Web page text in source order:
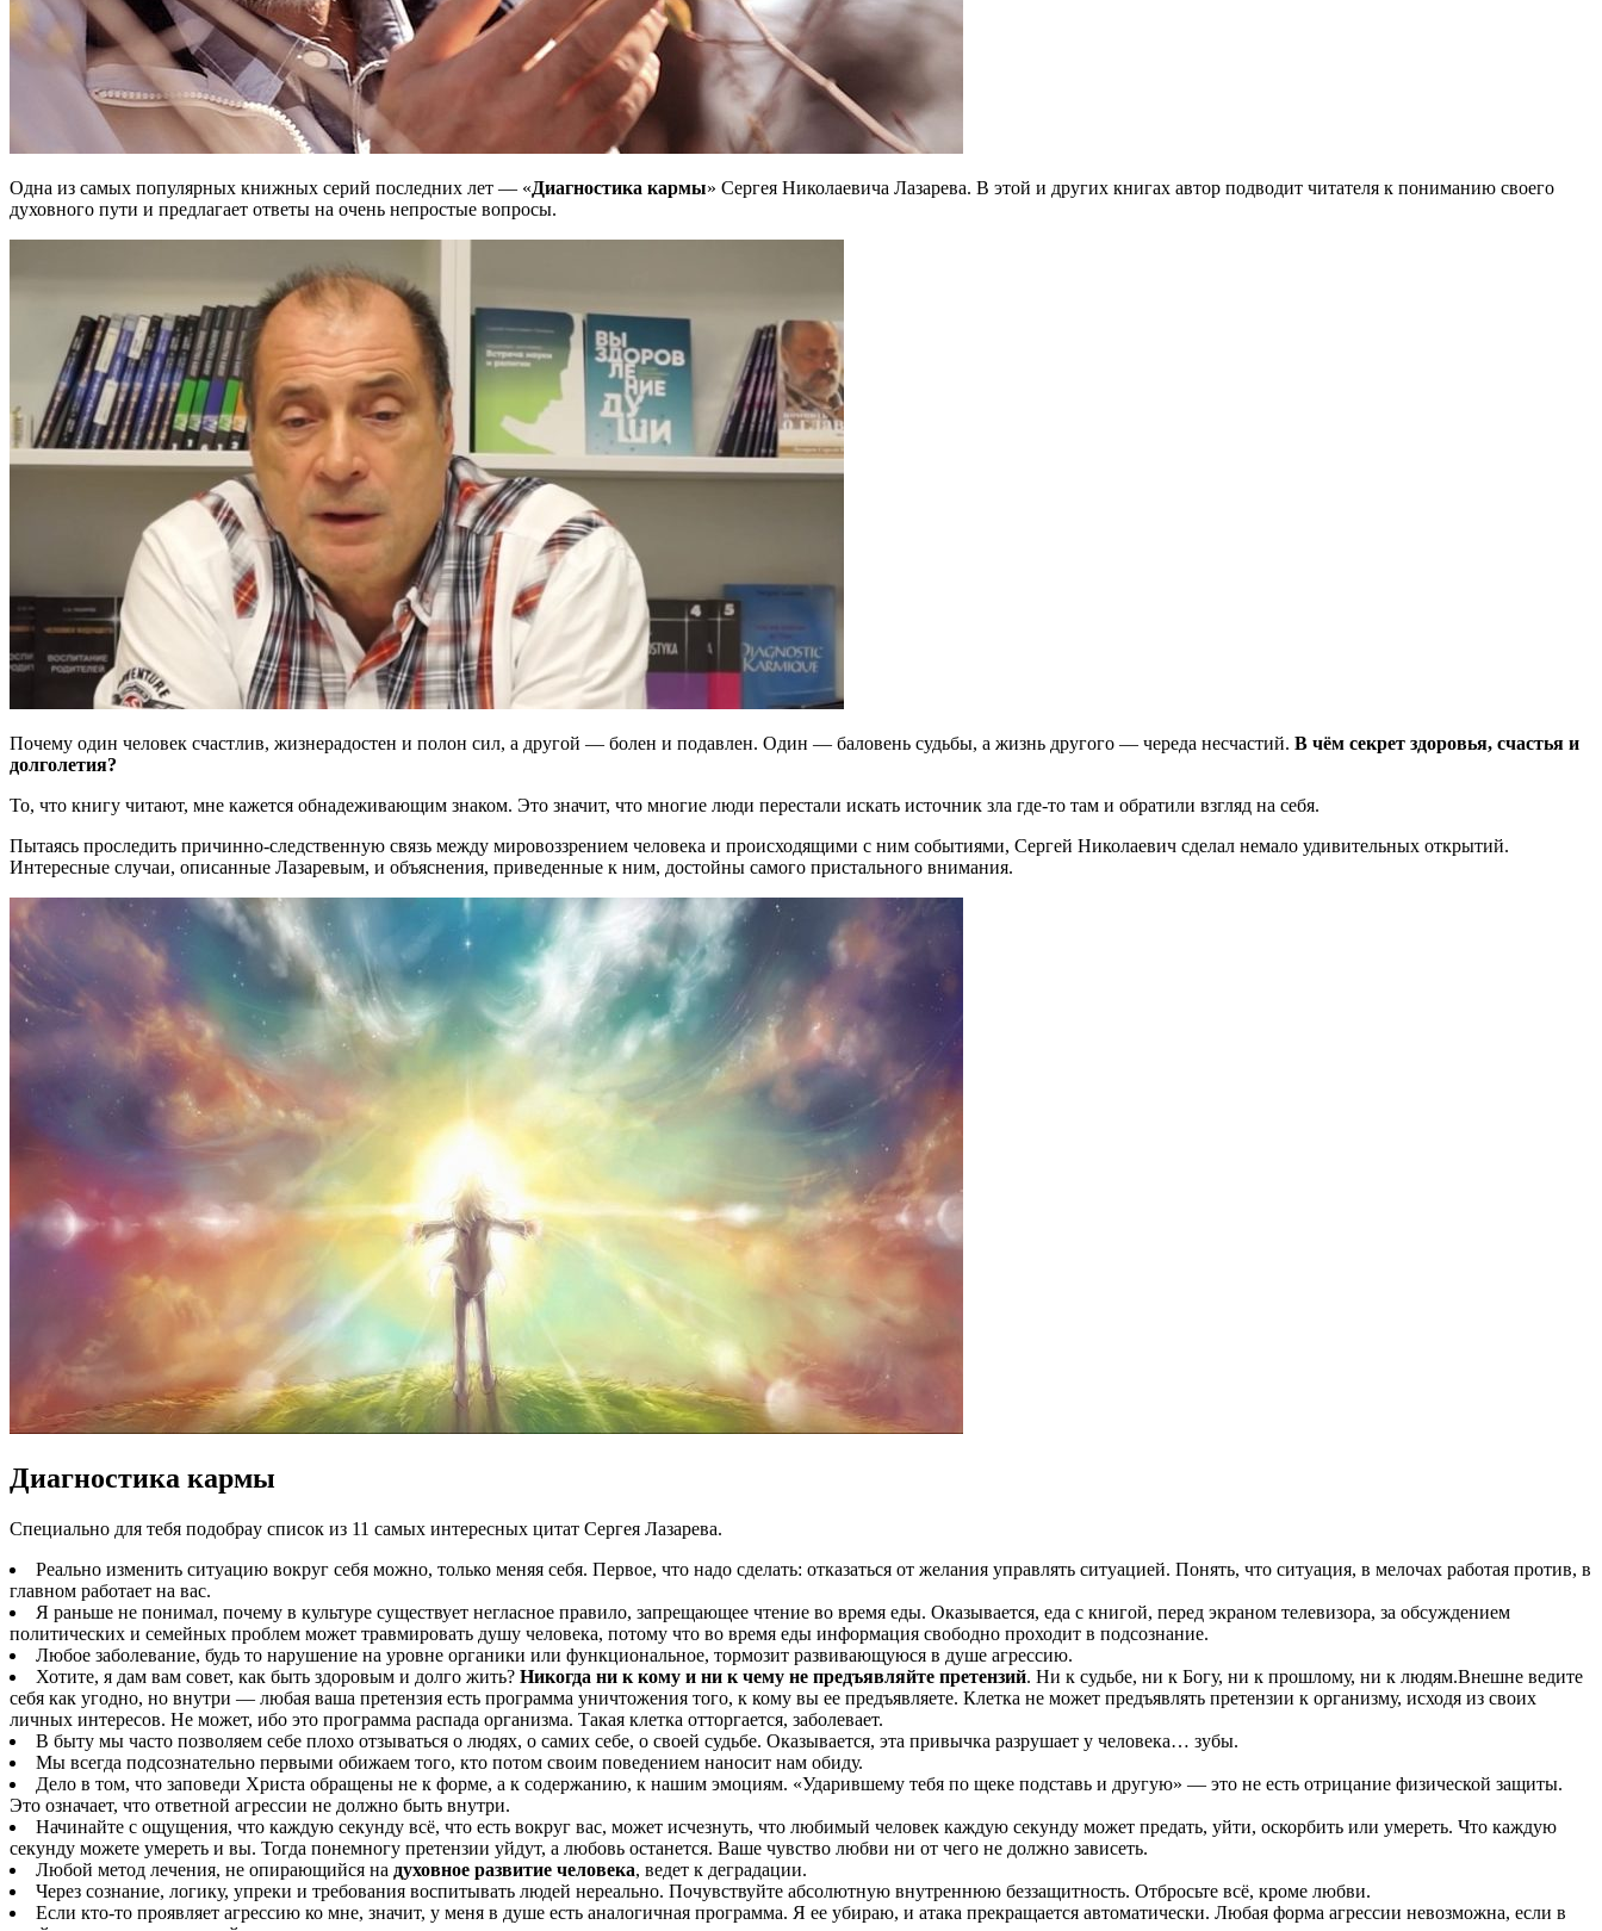
Одна из самых популярных книжных серий последних лет — «Диагностика кармы» Сергея Николаевича Лазарева. В этой и других книгах автор подводит читателя к пониманию своего
духовного пути и предлагает ответы на очень непростые вопросы.
Почему один человек счастлив, жизнерадостен и полон сил, а другой — болен и подавлен. Один — баловень судьбы, а жизнь другого — череда несчастий. В чём секрет здоровья, счастья и
долголетия?
То, что книгу читают, мне кажется обнадеживающим знаком. Это значит, что многие люди перестали искать источник зла где-то там и обратили взгляд на себя.
Пытаясь проследить причинно-следственную связь между мировоззрением человека и происходящими с ним событиями, Сергей Николаевич сделал немало удивительных открытий.
Интересные случаи, описанные Лазаревым, и объяснения, приведенные к ним, достойны самого пристального внимания.
Диагностика кармы
Cпециально для тебя подобраy список из 11 самых интересных цитат Сергея Лазарева.
Реально изменить ситуацию вокруг себя можно, только меняя себя. Первое, что надо сделать: отказаться от желания управлять ситуацией. Понять, что ситуация, в мелочах работая против, в
главном работает на вас.
Я раньше не понимал, почему в культуре существует негласное правило, запрещающее чтение во время еды. Оказывается, еда с книгой, перед экраном телевизора, за обсуждением
политических и семейных проблем может травмировать душу человека, потому что во время еды информация свободно проходит в подсознание.
Любое заболевание, будь то нарушение на уровне органики или функциональное, тормозит развивающуюся в душе агрессию.
Хотите, я дам вам совет, как быть здоровым и долго жить? Никогда ни к кому и ни к чему не предъявляйте претензий. Ни к судьбе, ни к Богу, ни к прошлому, ни к людям.Внешне ведите
себя как угодно, но внутри — любая ваша претензия есть программа уничтожения того, к кому вы ее предъявляете. Клетка не может предъявлять претензии к организму, исходя из своих
личных интересов. Не может, ибо это программа распада организма. Такая клетка отторгается, заболевает.
В быту мы часто позволяем себе плохо отзываться о людях, о самих себе, о своей судьбе. Оказывается, эта привычка разрушает у человека… зубы.
Мы всегда подсознательно первыми обижаем того, кто потом своим поведением наносит нам обиду.
Дело в том, что заповеди Христа обращены не к форме, а к содержанию, к нашим эмоциям. «Ударившему тебя по щеке подставь и другую» — это не есть отрицание физической защиты.
Это означает, что ответной агрессии не должно быть внутри.
Начинайте с ощущения, что каждую секунду всё, что есть вокруг вас, может исчезнуть, что любимый человек каждую секунду может предать, уйти, оскорбить или умереть. Что каждую
секунду можете умереть и вы. Тогда понемногу претензии уйдут, а любовь останется. Ваше чувство любви ни от чего не должно зависеть.
Любой метод лечения, не опирающийся на духовное развитие человека, ведет к деградации.
Через сознание, логику, упреки и требования воспитывать людей нереально. Почувствуйте абсолютную внутреннюю беззащитность. Отбросьте всё, кроме любви.
Если кто-то проявляет агрессию ко мне, значит, у меня в душе есть аналогичная программа. Я ее убираю, и атака прекращается автоматически. Любая форма агрессии невозможна, если в